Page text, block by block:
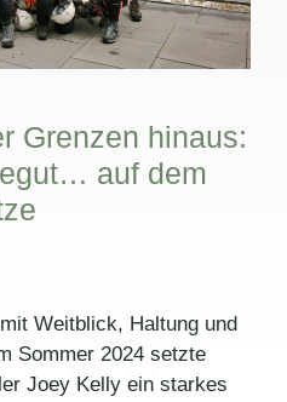
Grenzen hinaus:
auf dem
Weitblick, Haltung und
Sommer 2024 setzte
Joey Kelly ein starkes